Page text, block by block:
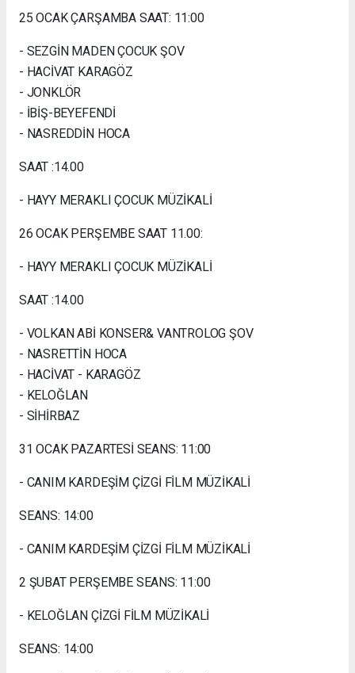
25 OCAK ÇARŞAMBA SAAT: 11:00
- SEZGİN MADEN ÇOCUK ŞOV
- HACİVAT KARAGÖZ
- JONKLÖR
- İBİŞ-BEYEFENDİ
- NASREDDİN HOCA
SAAT :14.00
- HAYY MERAKLI ÇOCUK MÜZİKALİ
26 OCAK PERŞEMBE SAAT 11.00:
- HAYY MERAKLI ÇOCUK MÜZİKALİ
SAAT :14.00
- VOLKAN ABİ KONSER& VANTROLOG ŞOV
- NASRETTİN HOCA
- HACİVAT - KARAGÖZ
- KELOĞLAN
- SİHİRBAZ
31 OCAK PAZARTESİ SEANS: 11:00
- CANIM KARDEŞİM ÇİZGİ FİLM MÜZİKALİ
SEANS: 14:00
- CANIM KARDEŞİM ÇİZGİ FİLM MÜZİKALİ
2 ŞUBAT PERŞEMBE SEANS: 11:00
- KELOĞLAN ÇİZGİ FİLM MÜZİKALİ
SEANS: 14:00